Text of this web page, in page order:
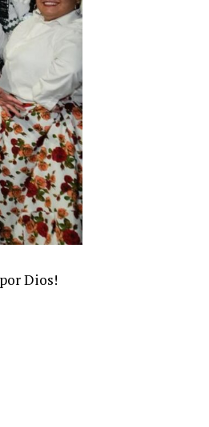
Dios!